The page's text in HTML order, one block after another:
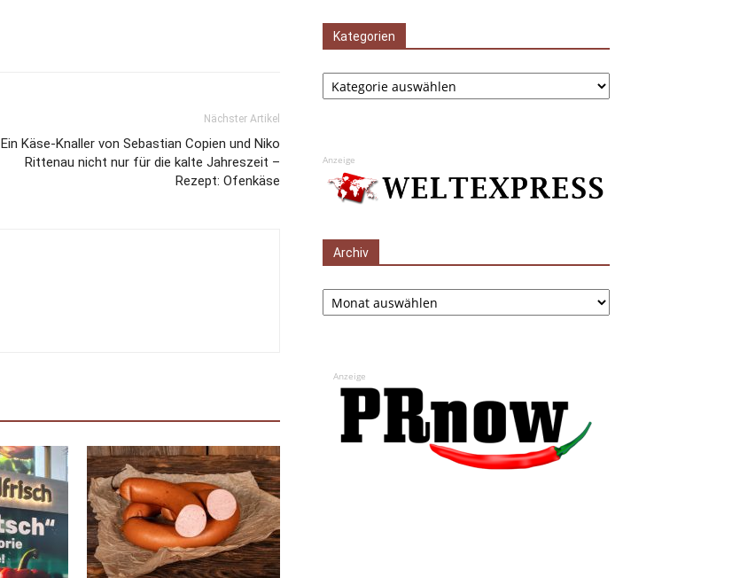
Nächster Artikel
Ein Käse-Knaller von Sebastian Copien und Niko
Rittenau nicht nur für die kalte Jahreszeit –
Rezept: Ofenkäse
Kategorien
Kategorien
Anzeige
Archiv
Archiv
Anzeige